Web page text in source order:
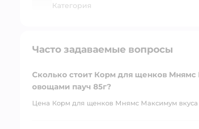
Категория
Часто задаваемые вопросы
Сколько стоит Корм для щенков
овощами пауч 85г?
Цена Корм для щенков Мнямс Максимум вкуса